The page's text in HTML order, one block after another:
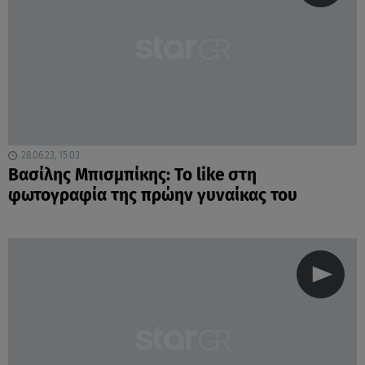
28.06.23, 15:03
Βασίλης Μπισμπίκης: Το like στη
φωτογραφία της πρώην γυναίκας του